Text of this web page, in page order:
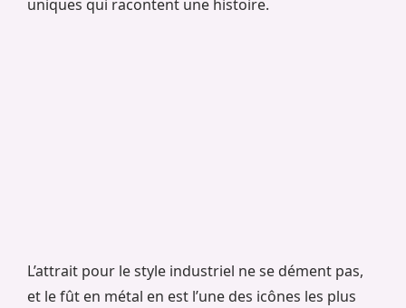
uniques qui racontent une histoire.
L’attrait pour le style industriel ne se dément pas,
et le fût en métal en est l’une des icônes les plus